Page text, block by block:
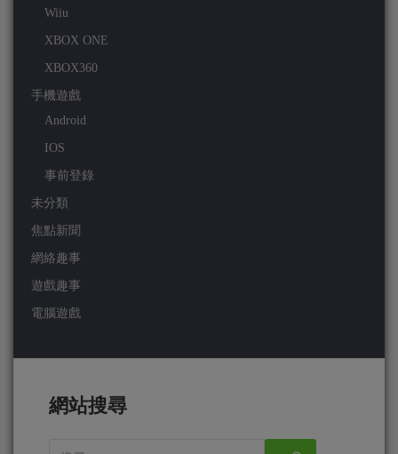
Wiiu
XBOX ONE
XBOX360
手機遊戲
Android
IOS
事前登錄
未分類
焦點新聞
網絡趣事
遊戲趣事
電腦遊戲
網站搜尋